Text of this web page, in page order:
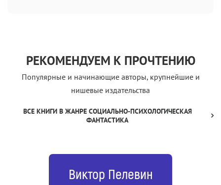
РЕКОМЕНДУЕМ К ПРОЧТЕНИЮ
Популярные и начинающие авторы, крупнейшие и
нишевые издательства
ВСЕ КНИГИ В ЖАНРЕ СОЦИАЛЬНО-ПСИХОЛОГИЧЕСКАЯ
ФАНТАСТИКА
Виктор Пелевин